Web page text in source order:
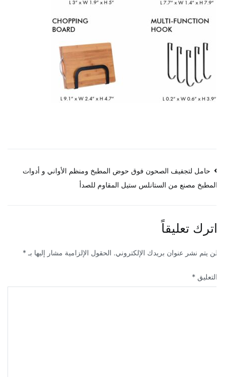
حامل لتجفيف الصحون فوق حوض المطبخ ومنظم الأواني و أدوات
مصنع من الستانلس ستيل المقاوم للصدأ
تعليقاً
يتم نشر عنوان بريدك الإلكتروني. الحقول الإلزامية مشار إليها بـ *
*